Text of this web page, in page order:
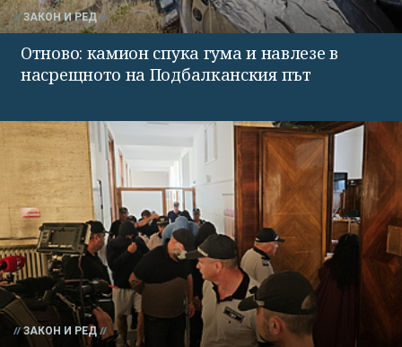
ЗАКОН И РЕД
Отново: камион спука гума и навлезе в
насрещното на Подбалканския път
ЗАКОН И РЕД